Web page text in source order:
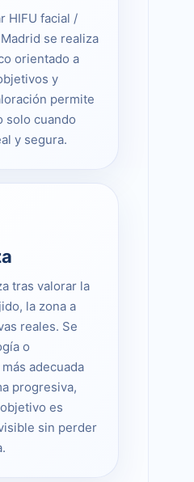
HIFU facial /
se realiza
orientado a
y
permite
solo cuando
y segura.
tras valorar la
la zona a
reales. Se
o
adecuada
progresiva,
es
sin perder